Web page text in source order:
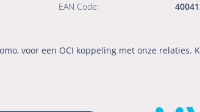
EAN Code:
voor een OCI koppeling met onze relaties.